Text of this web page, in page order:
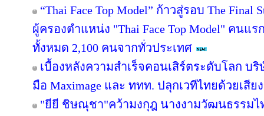
“Thai Face Top Model” ก้าวสู่รอบ The
ผู้ครองตำแหน่ง "Thai Face Top Model" คนแ
ทั้งหมด 2,100 คนจากทั่วประเทศ
เบื้องหลังความสำเร็จคอนเสิร์ตระดับโลก
มือ Maximage และ ททท. ปลุกเวทีไทยด้วยเสีย
"ยียี ชิษณุชา"คว้ามงกุฎ นางงามวัฒนธรรมไท